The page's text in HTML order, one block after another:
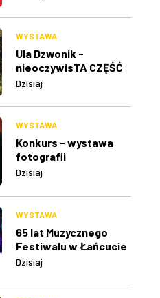
WYSTAWA
Ula Dzwonik -
nieoczywisTA CZĘŚĆ
ZAPISU
Dzisiaj
WYSTAWA
Konkurs - wystawa
fotografii
Dzisiaj
WYSTAWA
65 lat Muzycznego
Festiwalu w Łańcucie
Dzisiaj